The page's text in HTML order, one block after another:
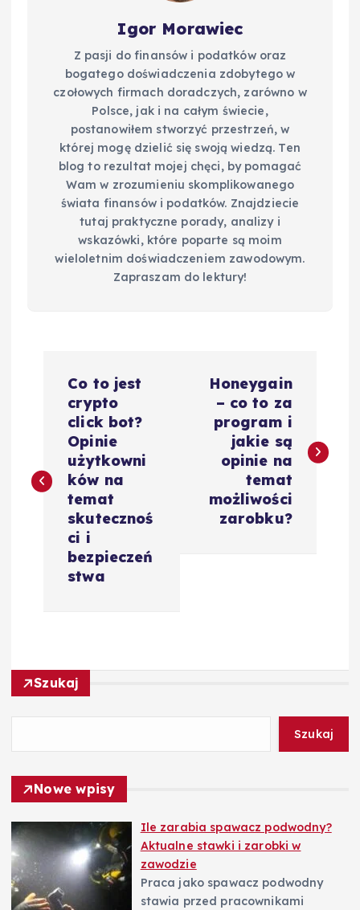
Igor Morawiec
Z pasji do finansów i podatków oraz
bogatego doświadczenia zdobytego w
czołowych firmach doradczych, zarówno w
Polsce, jak i na całym świecie,
postanowiłem stworzyć przestrzeń, w
której mogę dzielić się swoją wiedzą. Ten
blog to rezultat mojej chęci, by pomagać
Wam w zrozumieniu skomplikowanego
świata finansów i podatków. Znajdziecie
tutaj praktyczne porady, analizy i
wskazówki, które poparte są moim
wieloletnim doświadczeniem zawodowym.
Zapraszam do lektury!
i
a
w
p
i
s
u
Co to jest
crypto
click bot?
Opinie
użytkowni
ków na
temat
skutecznoś
ci i
bezpieczeń
stwa
Honeygain
– co to za
program i
jakie są
opinie na
temat
możliwości
zarobku?
Szukaj
Szukaj
Nowe wpisy
Ile zarabia spawacz podwodny?
Aktualne stawki i zarobki w
zawodzie
Praca jako spawacz podwodny
stawia przed pracownikami